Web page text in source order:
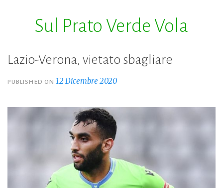
Sul Prato Verde Vola
Lazio-Verona, vietato sbagliare
PUBLISHED ON12 Dicembre 2020